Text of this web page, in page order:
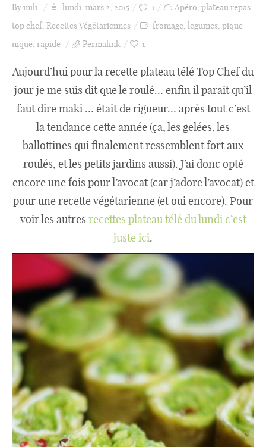
Catégories
Apéro
Entrée
plats
Dessert
Boisson chaudes
Les classiques
Mes amis en cuisine
Recettes Végétariennes
Bymili lundi, mars 2, 2015 1 Apéro, plateau repas
top chef, Recettes Végétariennes fromage, legumes, pique
nique, rapide Permalink 1
Aujourd’hui pour la recette plateau télé Top Chef du
jour je me suis dit que le roulé… enfin il parait qu’il
faut dire maki … était de rigueur… après tout c’est
la tendance cette année (ça, les gelées, les
ballottines qui finalement ressemblent fort aux
roulés, et les petits jardins aussi). J’ai donc opté
encore une fois pour l’avocat (car j’adore l’avocat) et
pour une recette végétarienne (et oui encore). Pour
voir les autres recettes plateau télé du lundi c’est
juste ici.